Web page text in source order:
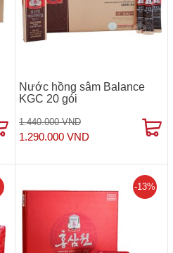
Nước hồng sâm Balance
KGC 20 gói
1.440.000 VND
1.290.000 VND
-13%